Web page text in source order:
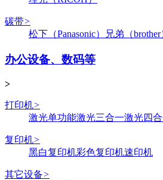
碳带>
松下（Panasonic）
兄弟（brother
办公设备、数码等
>
打印机>
激光单功能激光三合一激光四
复印机>
黑白复印机彩色复印机速印机
其它设备>